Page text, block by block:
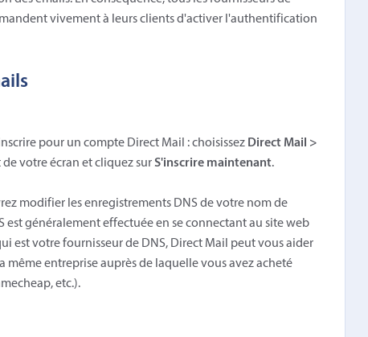
vivement à leurs clients d'activer l'authentification
pour un compte Direct Mail : choisissez Direct Mail >
votre écran et cliquez sur S'inscrire maintenant.
modifier les enregistrements DNS de votre nom de
généralement effectuée en se connectant au site web
est votre fournisseur de DNS, Direct Mail peut vous aider
même entreprise auprès de laquelle vous avez acheté
etc.).